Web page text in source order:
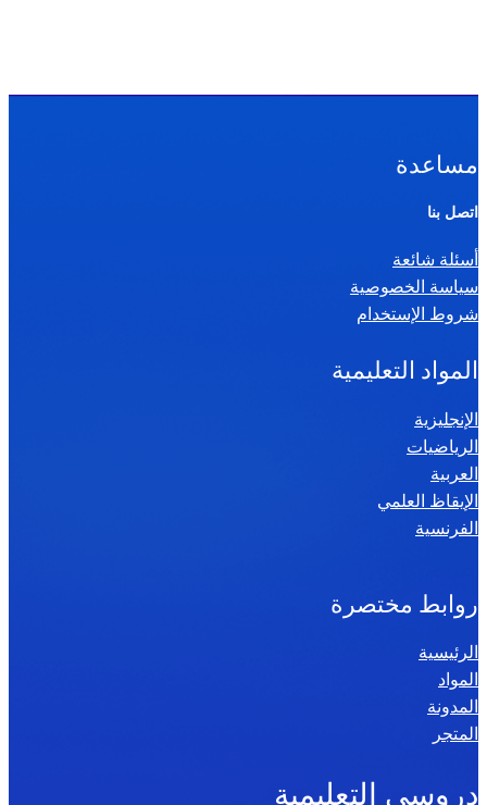
مساعدة
اتصل بنا
أسئلة شائعة
سياسة الخصوصية
شروط الإستخدام
المواد التعليمية
الإنجليزية
الرياضيات
العربية
الإيقاظ العلمي
الفرنسية
روابط مختصرة
الرئيسية
المواد
المدونة
المتجر
دروسي التعليمية